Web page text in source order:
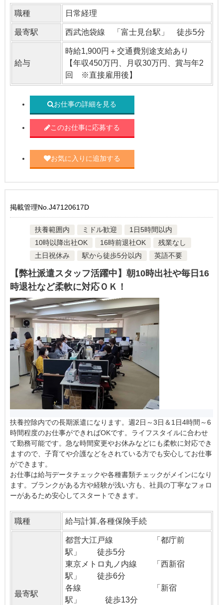
職種 日常経理
最寄駅 西武池袋線 「富士見台駅」 徒歩5分
給与
時給1,900円＋交通費別途支給あり
【年収450万円、月収30万円、賞与年2
回 ※直接雇用後】
お仕事の詳細を見る
このお仕事に応募する
お気に入りに追加する
掲載管理No.J47120617D
扶養範囲内 ミドル歓迎
1日5時間以内
10時以降出社OK
16時前退社OK
残業なし
土日祝休み
駅から徒歩5分以内 英語不要
【弊社派遣スタッフ活躍中】朝10時出社や毎日16
時退社など柔軟に対応ＯＫ！
扶養控除内での長期派遣になります。週2日～3日＆1日4時間～6
時間程度のお仕事ができればOKです。ライフスタイルに合わせ
て勤務可能です。急な時間変更やお休みなどにも柔軟に対応でき
ますので、子育てや介護などをされている方でも安心してお仕事
ができます。
お仕事は給与データチェックや各種書類チェックがメインになり
ます。ブランクがある方や経験が浅い方も、社員の丁寧なフォロ
ーがあるため安心してスタートできます。
職種 給与計算,各種保険手続
最寄駅
都営大江戸線 「都庁前
駅」 徒歩5分
東京メトロ丸ノ内線 「西新宿
駅」 徒歩6分
各線 「新宿
駅」 徒歩13分